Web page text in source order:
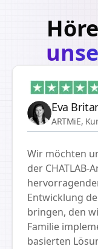
Eva
ARTMiE,
Wir möchten
der
Entwicklung
bringen, den
Familie
basierten